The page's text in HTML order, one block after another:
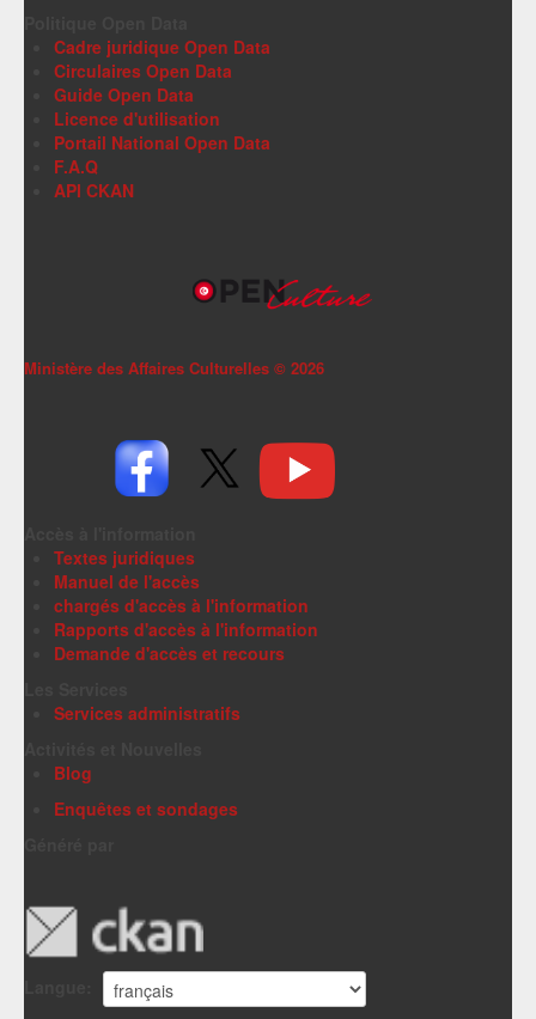
Cadre juridique Open Data
Circulaires Open Data
Guide Open Data
Licence d'utilisation
Portail National Open Data
F.A.Q
API CKAN
Ministère des Affaires Culturelles © 2026
Textes juridiques
Manuel de l'accès
chargés d'accès à l'information
Rapports d'accès à l'information
Demande d'accès et recours
Services administratifs
Blog
Enquêtes et sondages